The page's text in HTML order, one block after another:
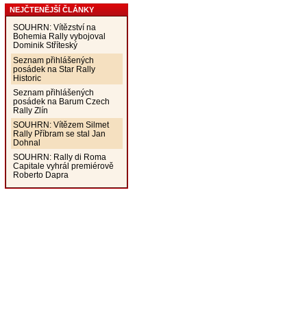
NEJČTENĚJŠÍ ČLÁNKY
SOUHRN: Vítězství na
Bohemia Rally vybojoval
Dominik Stříteský
Seznam přihlášených
posádek na Star Rally
Historic
Seznam přihlášených
posádek na Barum Czech
Rally Zlín
SOUHRN: Vítězem Silmet
Rally Příbram se stal Jan
Dohnal
SOUHRN: Rally di Roma
Capitale vyhrál premiérově
Roberto Dapra